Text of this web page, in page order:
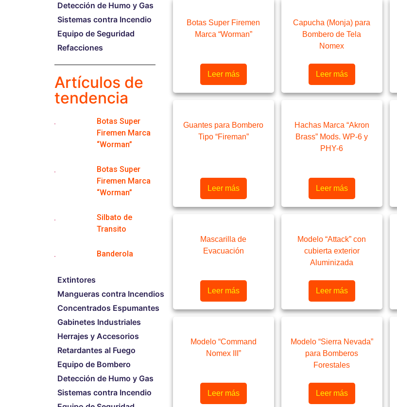
Detección de Humo y Gas
Sistemas contra Incendio
Equipo de Seguridad
Refacciones
Artículos de
tendencia
Botas Super
Firemen Marca
“Worman”
Botas Super
Firemen Marca
“Worman”
Silbato de
Transito
Banderola
Extintores
Mangueras contra Incendios
Concentrados Espumantes
Gabinetes Industriales
Herrajes y Accesorios
Retardantes al Fuego
Equipo de Bombero
Detección de Humo y Gas
Sistemas contra Incendio
Botas Super Firemen
Marca “Worman”
Leer más
Capucha (Monja) para
Bombero de Tela
Nomex
Leer más
Guantes para Bombero
Tipo “Fireman”
Leer más
Hachas Marca “Akron
Brass” Mods. WP-6 y
PHY-6
Leer más
Mascarilla de
Evacuación
Leer más
Modelo “Attack” con
cubierta exterior
Aluminizada
Leer más
Modelo “Command
Nomex III”
Leer más
Modelo “Sierra Nevada”
para Bomberos
Forestales
Leer más